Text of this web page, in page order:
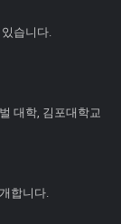
습니다.
대학, 김포대학교
합니다.